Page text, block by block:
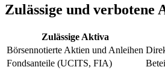
Zulässige und verbotene
Zulässige Aktiva
Börsennotierte Aktien und Anleihen
Fondsanteile (UCITS, FIA)